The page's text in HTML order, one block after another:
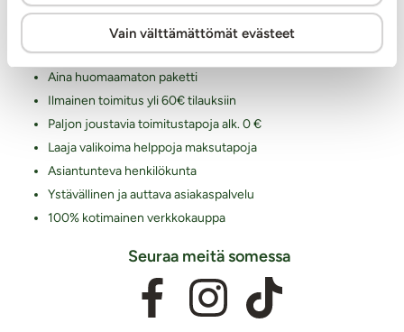
Vain välttämättömät evästeet
Laaja ja monipuolinen valikoima eroottisia tuotteita
Arkisin ennen klo 14 tehdyt tilaukset lähetetään vielä samana
päivänä
Aina huomaamaton paketti
Ilmainen toimitus yli 60€ tilauksiin
Paljon joustavia toimitustapoja alk. 0 €
Laaja valikoima helppoja maksutapoja
Asiantunteva henkilökunta
Ystävällinen ja auttava asiakaspalvelu
100% kotimainen verkkokauppa
Seuraa meitä somessa